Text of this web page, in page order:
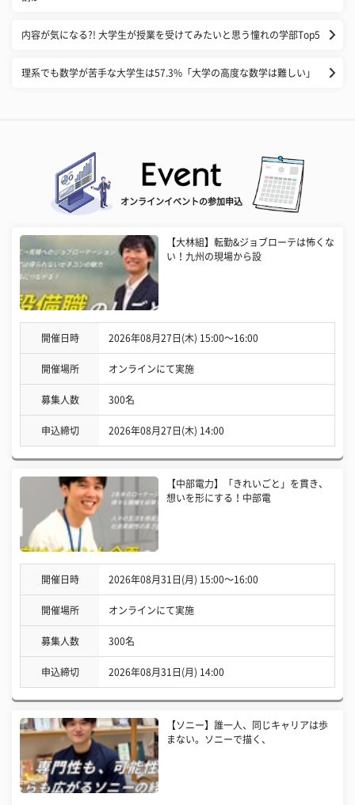
内容が気になる?! 大学生が授業を受けてみたいと思う憧れの学部Top5
理系でも数学が苦手な大学生は57.3%「大学の高度な数学は難しい」
オンラインイベントの参加申込
【大林組】転勤&ジョブローテは怖くな
い！九州の現場から設
開催日時 2026年08月27日(木) 15:00〜16:00
開催場所 オンラインにて実施
募集人数 300名
申込締切 2026年08月27日(木) 14:00
【中部電力】「きれいごと」を貫き、
想いを形にする！中部電
開催日時 2026年08月31日(月) 15:00〜16:00
開催場所 オンラインにて実施
募集人数 300名
申込締切 2026年08月31日(月) 14:00
【ソニー】誰一人、同じキャリアは歩
まない。ソニーで描く、